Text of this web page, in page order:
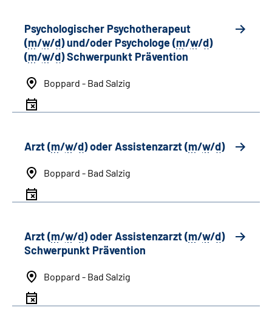
Psychologischer Psychotherapeut
(m/w/d) und/oder Psychologe (m/w/d)
(m/w/d) Schwerpunkt Prävention
Boppard - Bad Salzig
Arzt (m/w/d) oder Assistenzarzt (m/w/d)
Boppard - Bad Salzig
Arzt (m/w/d) oder Assistenzarzt (m/w/d)
Schwerpunkt Prävention
Boppard - Bad Salzig